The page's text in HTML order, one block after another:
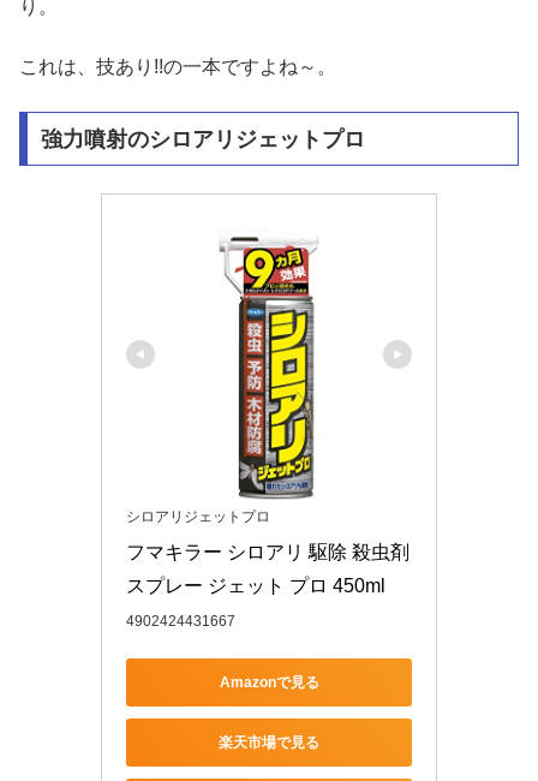
り。
これは、技あり!!の一本ですよね～。
強力噴射のシロアリジェットプロ
シロアリジェットプロ
フマキラー シロアリ 駆除 殺虫剤
スプレー ジェット プロ 450ml
4902424431667
Amazonで見る
楽天市場で見る